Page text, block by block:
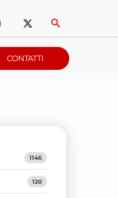
CONTATTI
1146
120